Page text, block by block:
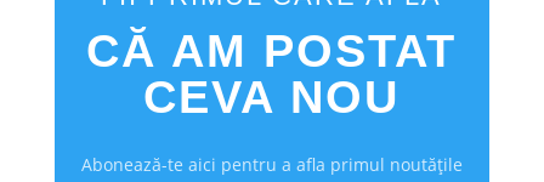
CĂ AM POSTAT
CEVA NOU
Abonează-te aici pentru a afla primul noutățile